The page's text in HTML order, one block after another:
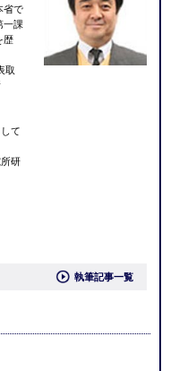
省で
一課
歴
取
て
研
執筆記事一覧